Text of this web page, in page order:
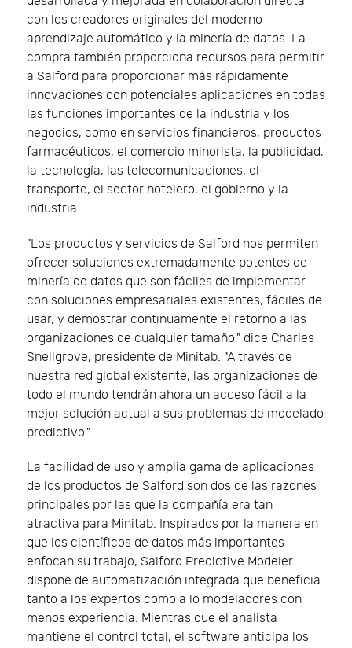
con los creadores originales del moderno
aprendizaje automático y la minería de datos. La
compra también proporciona recursos para permitir
a Salford para proporcionar más rápidamente
innovaciones con potenciales aplicaciones en todas
las funciones importantes de la industria y los
negocios, como en servicios financieros, productos
farmacéuticos, el comercio minorista, la publicidad,
la tecnología, las telecomunicaciones, el
transporte, el sector hotelero, el gobierno y la
industria.
"Los productos y servicios de Salford nos permiten
ofrecer soluciones extremadamente potentes de
minería de datos que son fáciles de implementar
con soluciones empresariales existentes, fáciles de
usar, y demostrar continuamente el retorno a las
organizaciones de cualquier tamaño," dice Charles
Snellgrove, presidente de Minitab. "A través de
nuestra red global existente, las organizaciones de
todo el mundo tendrán ahora un acceso fácil a la
mejor solución actual a sus problemas de modelado
predictivo."
La facilidad de uso y amplia gama de aplicaciones
de los productos de Salford son dos de las razones
principales por las que la compañía era tan
atractiva para Minitab. Inspirados por la manera en
que los científicos de datos más importantes
enfocan su trabajo, Salford Predictive Modeler
dispone de automatización integrada que beneficia
tanto a los expertos como a lo modeladores con
menos experiencia. Mientras que el analista
mantiene el control total, el software anticipa los